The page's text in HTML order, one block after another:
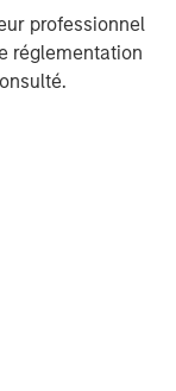
professionnel
réglementation
TVG’s
Board.